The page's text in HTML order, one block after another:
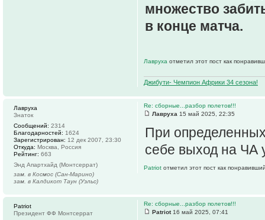
множество
в конце матча.
Лавруха отметил этот пост как
Джибути- Чемпион Африки 34 сезона!
Re: сборные...разбор полетов!!!
Лавруха 15 май 2025, 22:35
При
себе выход на ЧА
Patriot отметил этот пост как
Лавруха
Знаток
Сообщений: 2314
Благодарностей: 1624
Зарегистрирован: 12 дек 2007, 23:30
Откуда: Москва, Россия
Рейтинг: 663
Энд Апартхайд (Монтсеррат)
зам. в Космос (Сан-Марино)
зам. в Калдикот Таун (Уэльс)
Re: сборные...разбор полетов!!!
Patriot16 май 2025, 07:41
Patriot
Президент ФФ Монтсеррат